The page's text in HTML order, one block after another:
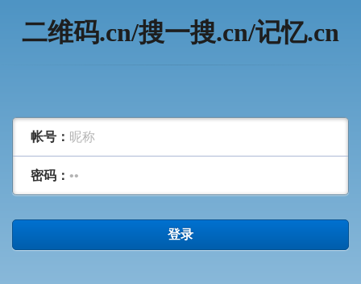
二维码.cn/搜一搜.cn/记忆.cn
帐号：
密码：
登录